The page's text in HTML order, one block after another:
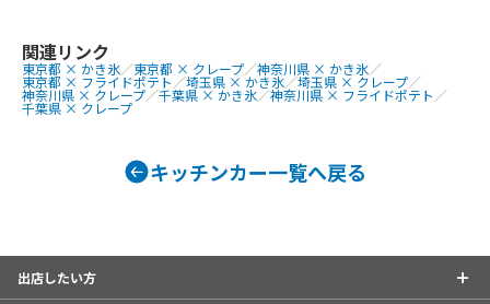
牛串、タコの柔らか煮込みごはん、タ
コライス、BBQポークライス、BBQチ
キン、ベイクドドーナツ、モロッコ風チ
コライス、
キン、ベイク
関連リンク
東京都 × かき氷／東京都 × クレープ／神奈川県 × かき氷／
東京都 × フライドポテト ／埼玉県 × かき氷／埼玉県 × クレープ／
神奈川県 × クレープ／千葉県 × かき氷／神奈川県 × フライドポテト ／
千葉県 × クレープ
キッチンカー一覧へ戻る
出店したい方